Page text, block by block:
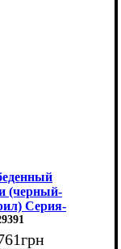
(черный-
Серия-
грн